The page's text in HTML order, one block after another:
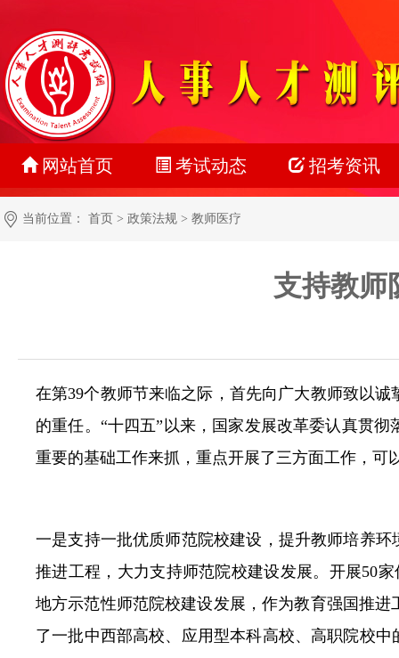
网站首页 考试动态
最新动态
名单公示
报考指南
常见问题
招考资讯
教师系统
社会招聘
校园招聘
当前位置： 首页 > 政策法规 > 教师医疗
支持教师
在第39个教师节来临之际，首先向广大教师致以
的重任。“十四五”以来，国家发展改革委认真贯
重要的基础工作来抓，重点开展了三方面工作，可
一是支持一批优质师范院校建设，提升教师培养
推进工程，大力支持师范院校建设发展。开展50
地方示范性师范院校建设发展，作为教育强国推
了一批中西部高校、应用型本科高校、高职院校